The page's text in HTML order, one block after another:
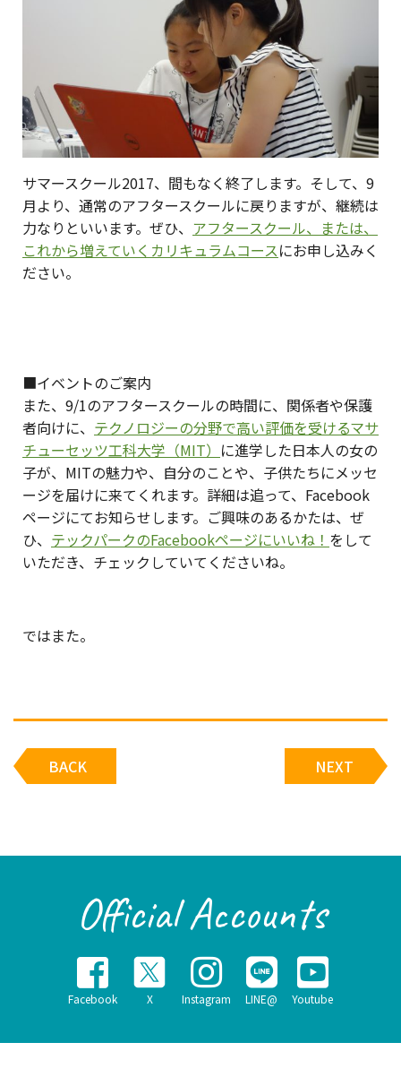
サマースクール2017、間もなく終了します。そして、9
月より、通常のアフタースクールに戻りますが、継続は
力なりといいます。ぜひ、 アフタースクール、または、
これから増えていくカリキュラムコースにお申し込みく
ださい。
■イベントのご案内
また、9/1のアフタースクールの時間に、関係者や保護
者向けに、 テクノロジーの分野で高い評価を受けるマサ
チューセッツ工科大学（MIT） に進学した日本人の女の
子が、MITの魅力や、自分のことや、子供たちにメッセ
ージを届けに来てくれます。詳細は追って、Facebook
ページにてお知らせします。ご興味のあるかたは、ぜ
ひ、 テックパークのFacebookページにいいね！ をして
いただき、チェックしていてくださいね。
ではまた。
BACK NEXT
Official Accounts
Facebook X Instagram LINE@ Youtube